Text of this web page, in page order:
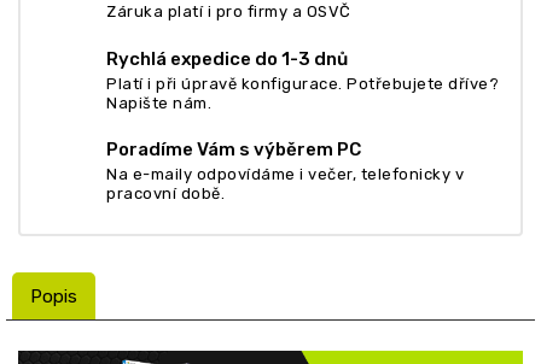
Záruka platí i pro firmy a OSVČ
Rychlá expedice do 1-3 dnů
Platí i při úpravě konfigurace. Potřebujete dříve?
Napište nám.
Poradíme Vám s výběrem PC
Na e-maily odpovídáme i večer, telefonicky v
pracovní době.
Popis